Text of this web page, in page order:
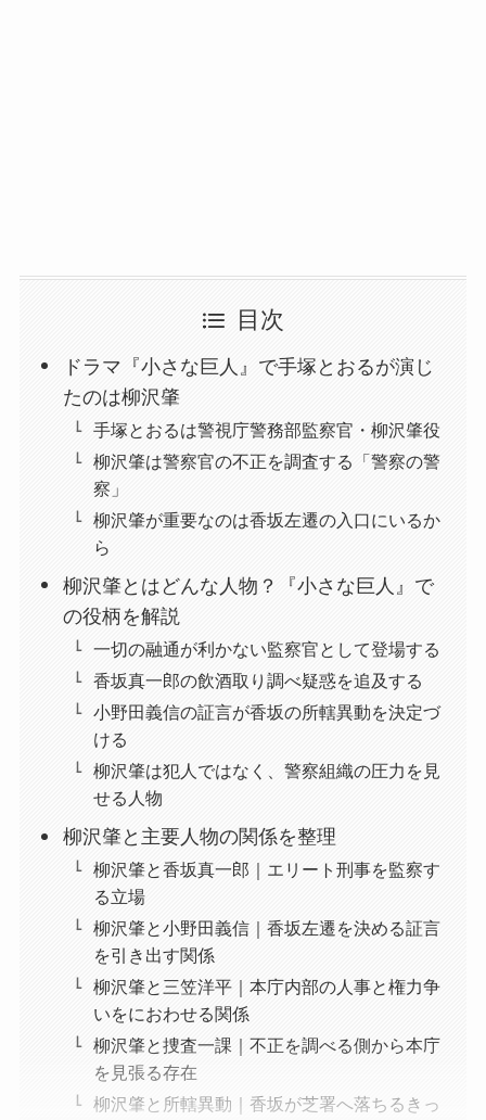
目次
ドラマ『小さな巨人』で手塚とおるが演じ
たのは柳沢肇
手塚とおるは警視庁警務部監察官・柳沢肇役
柳沢肇は警察官の不正を調査する「警察の警
察」
柳沢肇が重要なのは香坂左遷の入口にいるか
ら
柳沢肇とはどんな人物？『小さな巨人』で
の役柄を解説
一切の融通が利かない監察官として登場する
香坂真一郎の飲酒取り調べ疑惑を追及する
小野田義信の証言が香坂の所轄異動を決定づ
ける
柳沢肇は犯人ではなく、警察組織の圧力を見
せる人物
柳沢肇と主要人物の関係を整理
柳沢肇と香坂真一郎｜エリート刑事を監察す
る立場
柳沢肇と小野田義信｜香坂左遷を決める証言
を引き出す関係
柳沢肇と三笠洋平｜本庁内部の人事と権力争
いをにおわせる関係
柳沢肇と捜査一課｜不正を調べる側から本庁
を見張る存在
柳沢肇と所轄異動｜香坂が芝署へ落ちるきっ